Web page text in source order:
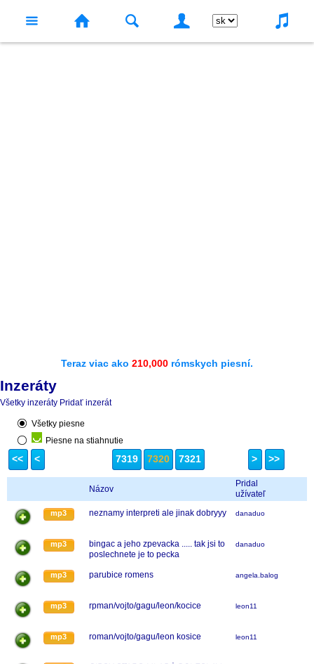
Teraz viac ako 210,000 rómskych piesní.
Inzeráty
Všetky inzeráty Pridať inzerát
Všetky piesne
Piesne na stiahnutie
<< < 7319 7320 7321 > >>
Názov
Pridal
užívateľ
mp3 neznamy interpreti ale jinak dobryyy danaduo
mp3
bingac a jeho zpevacka ..... tak jsi to
poslechnete je to pecka
danaduo
mp3 parubice romens angela.balogova
mp3 rpman/vojto/gagu/leon/kocice leon11
mp3 roman/vojto/gagu/leon kosice leon11